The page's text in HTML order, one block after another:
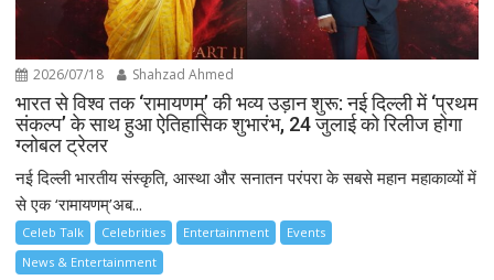
2026/07/18 Shahzad Ahmed
भारत से विश्व तक ‘रामायणम्’ की भव्य उड़ान शुरू: नई दिल्ली में ‘प्रथम
संकल्प’ के साथ हुआ ऐतिहासिक शुभारंभ, 24 जुलाई को रिलीज होगा
ग्लोबल ट्रेलर
नई दिल्ली भारतीय संस्कृति, आस्था और सनातन परंपरा के सबसे महान महाकाव्यों में
से एक ‘रामायणम्’अब...
Celeb Talk Celebrities Entertainment
Events
News & Entertainment